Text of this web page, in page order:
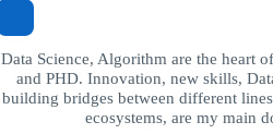
Data Science, Algorithm are the heart
and PHD. Innovation, new skills,
building bridges between different
ecosystems, are my main